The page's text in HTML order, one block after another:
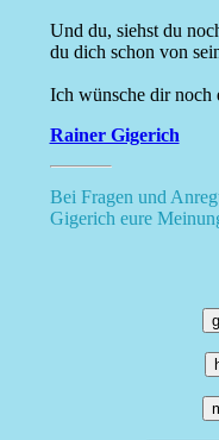
Und du, siehst du
du dich schon von
Ich wünsche dir noch
Rainer Gigerich
Bei Fragen und
Gigerich eure